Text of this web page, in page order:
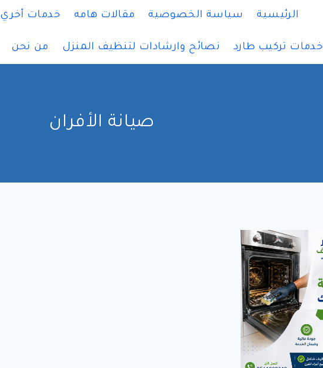
الرئيسية سياسة الخصوصية مقالات هامه خدمات أخري
خدمات تركيب طارد نصائح وارشادات لتنظيف المنزل من نحن
صيانة الأفران